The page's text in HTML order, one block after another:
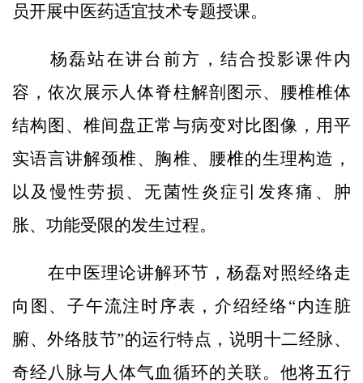
员开展中医药适宜技术专题授课。
杨磊站在讲台前方，结合投影课件内
容，依次展示人体脊柱解剖图示、腰椎椎体
结构图、椎间盘正常与病变对比图像，用平
实语言讲解颈椎、胸椎、腰椎的生理构造，
以及慢性劳损、无菌性炎症引发疼痛、肿
胀、功能受限的发生过程。
在中医理论讲解环节，杨磊对照经络走
向图、子午流注时序表，介绍经络“内连脏
腑、外络肢节”的运行特点，说明十二经脉、
奇经八脉与人体气血循环的关联。他将五行